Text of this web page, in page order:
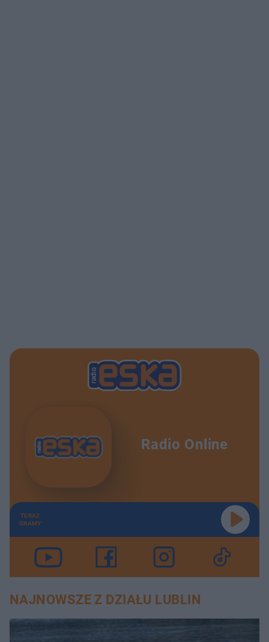
Radio Online
TERAZ
GRAMY
NAJNOWSZE Z DZIAŁU LUBLIN